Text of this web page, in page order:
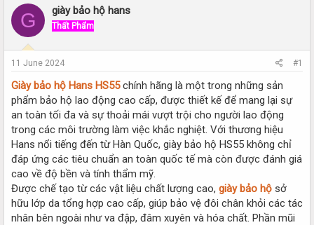
e
d
a
r
e
r
r
t
G giày bảo hộ hans
Thất Phẩm
11 June 2024 #1
Giày bảo hộ Hans HS55chính hãng là một trong những sản
phẩm bảo hộ lao động cao cấp, được thiết kế để mang lại sự
an toàn tối đa và sự thoải mái vượt trội cho người lao động
trong các môi trường làm việc khắc nghiệt. Với thương hiệu
Hans nổi tiếng đến từ Hàn Quốc, giày bảo hộ HS55 không chỉ
đáp ứng các tiêu chuẩn an toàn quốc tế mà còn được đánh giá
cao về độ bền và tính thẩm mỹ.
Được chế tạo từ các vật liệu chất lượng cao, giày bảo hộ sở
hữu lớp da tổng hợp cao cấp, giúp bảo vệ đôi chân khỏi các tác
nhân bên ngoài như va đập, đâm xuyên và hóa chất. Phần mũi